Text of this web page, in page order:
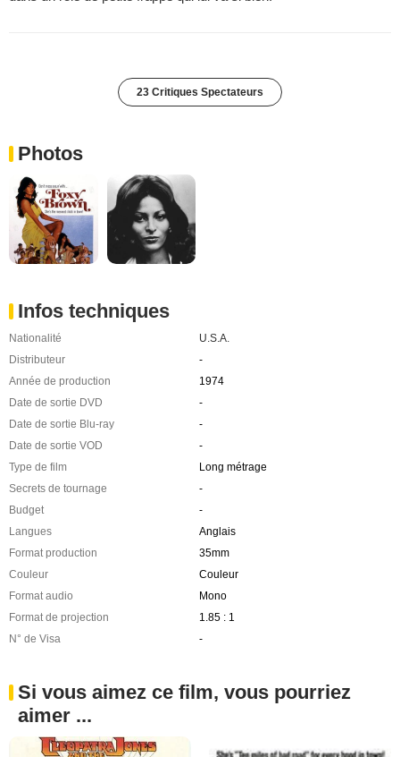
23 Critiques Spectateurs
Photos
Infos techniques
Nationalité
U.S.A.
Distributeur
-
Année de production
1974
Date de sortie DVD
-
Date de sortie Blu-ray
-
Date de sortie VOD
-
Type de film
Long métrage
Secrets de tournage
-
Budget
-
Langues
Anglais
Format production
35mm
Couleur
Couleur
Format audio
Mono
Format de projection
1.85 : 1
N° de Visa
-
Si vous aimez ce film, vous pourriez
aimer ...